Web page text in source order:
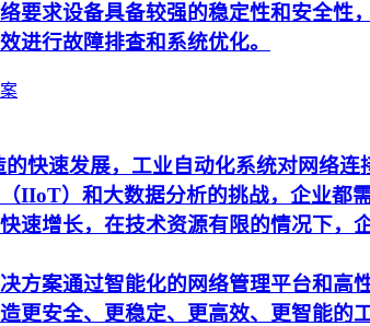
要求设备具备较强的稳定性和安全
进行故障排查和系统优化。
的快速发展，工业自动化系统对网络
IIoT）和大数据分析的挑战，企业都
速增长，在技术资源有限的情况下
方案通过智能化的网络管理平台和
更安全、更稳定、更高效、更智能的